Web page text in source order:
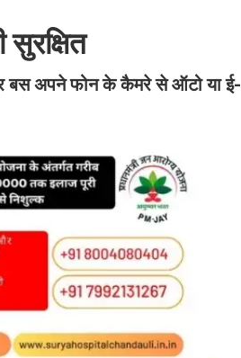
बस अपने फोन के कैमरे से ऑटो या ई-